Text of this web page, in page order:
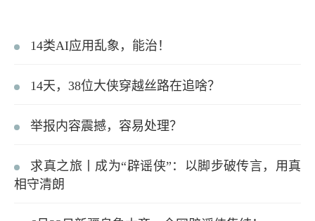
14类AI应用乱象，能治！
14天，38位大侠穿越丝路在追啥？
举报内容震撼，容易处理？
求真之旅丨成为“辟谣侠”：以脚步破传言，用真
相守清朗